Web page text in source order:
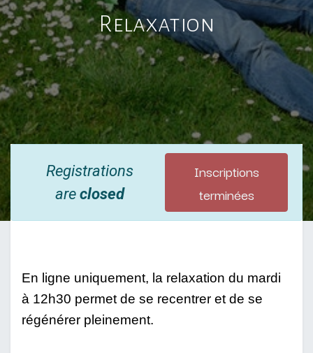
Relaxation
Registrations
areclosed
Inscriptions
terminées
En ligne uniquement, la relaxation du mardi
à 12h30 permet de se recentrer et de se
régénérer pleinement.